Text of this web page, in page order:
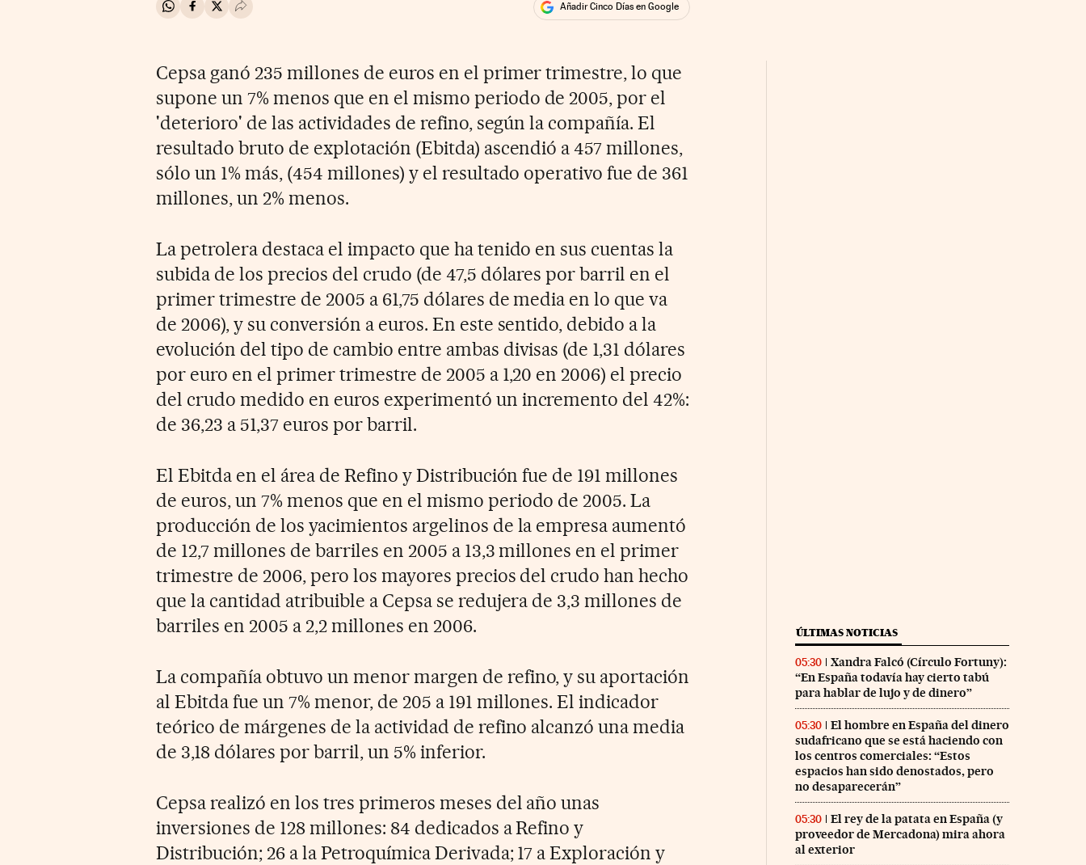
Compartir en Whatsapp
Compartir en Facebook
Compartir en Twitter
Desplegar Redes Sociales Añadir Cinco Días en Google
Cepsa ganó 235 millones de euros en el primer trimestre, lo que
supone un 7% menos que en el mismo periodo de 2005, por el
'deterioro' de las actividades de refino, según la compañía. El
resultado bruto de explotación (Ebitda) ascendió a 457 millones,
sólo un 1% más, (454 millones) y el resultado operativo fue de 361
millones, un 2% menos.
La petrolera destaca el impacto que ha tenido en sus cuentas la
subida de los precios del crudo (de 47,5 dólares por barril en el
primer trimestre de 2005 a 61,75 dólares de media en lo que va
de 2006), y su conversión a euros. En este sentido, debido a la
evolución del tipo de cambio entre ambas divisas (de 1,31 dólares
por euro en el primer trimestre de 2005 a 1,20 en 2006) el precio
del crudo medido en euros experimentó un incremento del 42%:
de 36,23 a 51,37 euros por barril.
El Ebitda en el área de Refino y Distribución fue de 191 millones
de euros, un 7% menos que en el mismo periodo de 2005. La
producción de los yacimientos argelinos de la empresa aumentó
de 12,7 millones de barriles en 2005 a 13,3 millones en el primer
trimestre de 2006, pero los mayores precios del crudo han hecho
que la cantidad atribuible a Cepsa se redujera de 3,3 millones de
barriles en 2005 a 2,2 millones en 2006.
La compañía obtuvo un menor margen de refino, y su aportación
al Ebitda fue un 7% menor, de 205 a 191 millones. El indicador
teórico de márgenes de la actividad de refino alcanzó una media
de 3,18 dólares por barril, un 5% inferior.
Cepsa realizó en los tres primeros meses del año unas
inversiones de 128 millones: 84 dedicados a Refino y
Distribución; 26 a la Petroquímica Derivada; 17 a Exploración y
ÚLTIMAS NOTICIAS
05:30
Xandra Falcó (Círculo Fortuny):
“En España todavía hay cierto tabú
para hablar de lujo y de dinero”
05:30
El hombre en España del dinero
sudafricano que se está haciendo con
los centros comerciales: “Estos
espacios han sido denostados, pero
no desaparecerán”
05:30
El rey de la patata en España (y
proveedor de Mercadona) mira ahora
al exterior